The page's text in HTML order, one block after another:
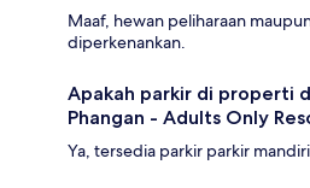
Maaf, hewan peliharaan
diperkenankan.
Apakah parkir di properti
Phangan - Adults Only
Ya, tersedia parkir parkir